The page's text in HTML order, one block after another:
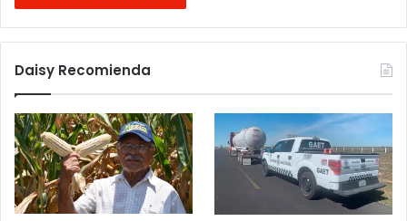
Daisy Recomienda